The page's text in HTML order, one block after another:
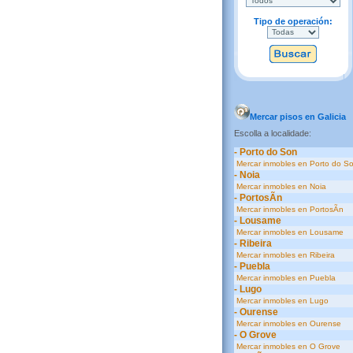
Tipo de operación:
Mercar pisos en Galicia
Escolla a localidade:
- Porto do Son
Mercar inmobles en Porto do
- Noia
Mercar inmobles en Noia
- PortosÃ­n
Mercar inmobles en PortosÃ­n
- Lousame
Mercar inmobles en Lousame
- Ribeira
Mercar inmobles en Ribeira
- Puebla
Mercar inmobles en Puebla
- Lugo
Mercar inmobles en Lugo
- Ourense
Mercar inmobles en Ourense
- O Grove
Mercar inmobles en O Grove